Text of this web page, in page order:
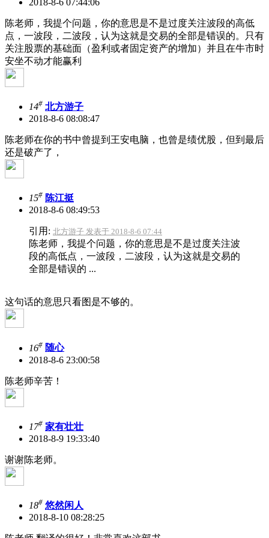
陈老师，我提个问题，你的意思是不是过度关注波段的高低
点，一波段，二波段，认为这就是交易的全部是错误的。只有
关注股票的基础面（盈利或者固定资产的增加）并且在牛市时
安坐不动才能赢利
14# 北方游子
2018-8-6 08:08:47
陈老师在你的书中曾提到王安电脑，也曾是绩优股，但到最后
还是破产了，
15# 陈江挺
2018-8-6 08:49:53
引用: 北方游子 发表于 2018-8-6 07:44
陈老师，我提个问题，你的意思是不是过度关注波
段的高低点，一波段，二波段，认为这就是交易的
全部是错误的 ...
这句话的意思只看图是不够的。
16# 随心
2018-8-6 23:00:58
陈老师辛苦！
17# 家有壮壮
2018-8-9 19:33:40
谢谢陈老师。
18# 悠然闲人
2018-8-10 08:28:25